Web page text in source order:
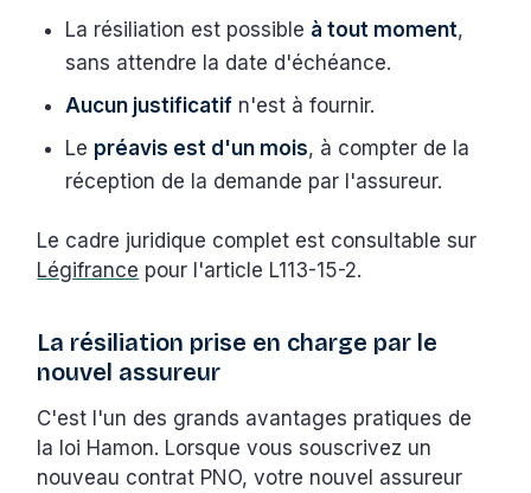
La résiliation est possible à tout moment,
sans attendre la date d'échéance.
Aucun justificatif n'est à fournir.
Le préavis est d'un mois, à compter de la
réception de la demande par l'assureur.
Le cadre juridique complet est consultable sur
Légifrance pour l'article L113-15-2.
La résiliation prise en charge par le
nouvel assureur
C'est l'un des grands avantages pratiques de
la loi Hamon. Lorsque vous souscrivez un
nouveau contrat PNO, votre nouvel assureur